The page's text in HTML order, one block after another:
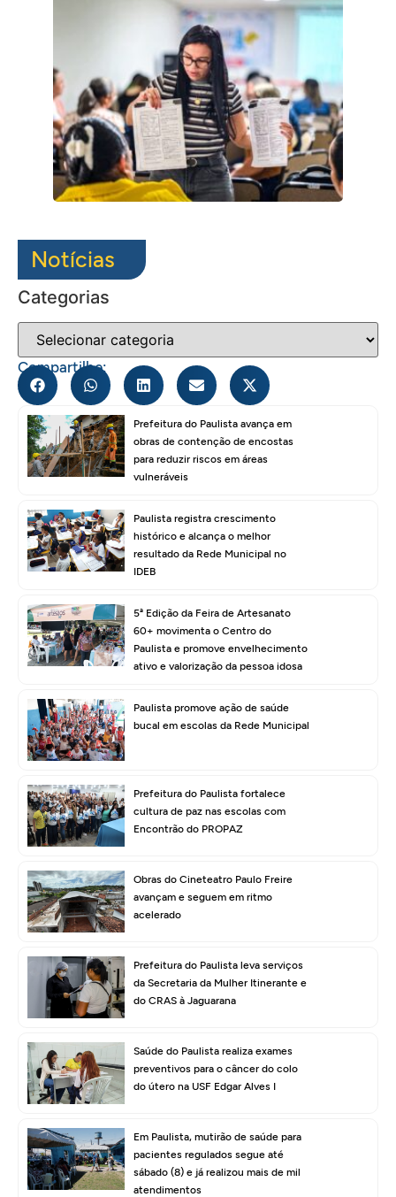
Notícias
Categorias
Compartilhe:
Prefeitura do Paulista avança em
obras de contenção de encostas
para reduzir riscos em áreas
vulneráveis
Paulista registra crescimento
histórico e alcança o melhor
resultado da Rede Municipal no
IDEB
5ª Edição da Feira de Artesanato
60+ movimenta o Centro do
Paulista e promove envelhecimento
ativo e valorização da pessoa idosa
Paulista promove ação de saúde
bucal em escolas da Rede Municipal
Prefeitura do Paulista fortalece
cultura de paz nas escolas com
Encontrão do PROPAZ
Obras do Cineteatro Paulo Freire
avançam e seguem em ritmo
acelerado
Prefeitura do Paulista leva serviços
da Secretaria da Mulher Itinerante e
do CRAS à Jaguarana
Saúde do Paulista realiza exames
preventivos para o câncer do colo
do útero na USF Edgar Alves I
Em Paulista, mutirão de saúde para
pacientes regulados segue até
sábado (8) e já realizou mais de mil
atendimentos